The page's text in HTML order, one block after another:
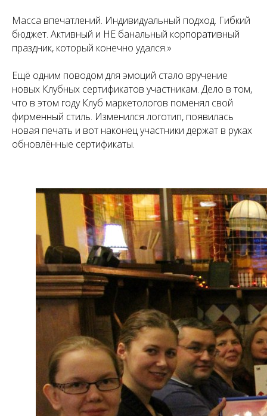
Масса впечатлений. Индивидуальный подход. Гибкий
бюджет. Активный и НЕ банальный корпоративный
праздник, который конечно удался.»
Ещё одним поводом для эмоций стало вручение
новых Клубных сертификатов участникам. Дело в том,
что в этом году Клуб маркетологов поменял свой
фирменный стиль. Изменился логотип, появилась
новая печать и вот наконец участники держат в руках
обновлённые сертификаты.